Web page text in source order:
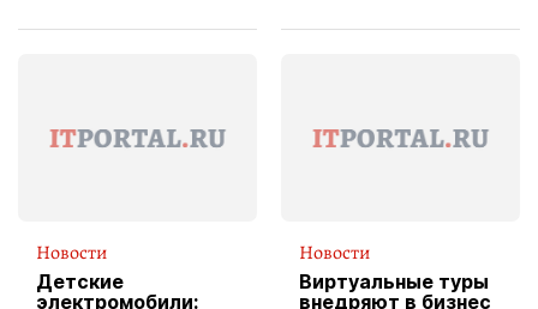
вводит
Новости
Детские
электромобили:
Новости
Виртуальные туры
внедряют в бизнес